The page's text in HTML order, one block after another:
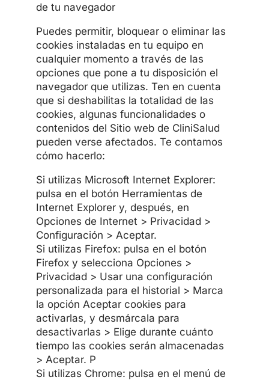
de tu navegador
Puedes permitir, bloquear o eliminar las
cookies instaladas en tu equipo en
cualquier momento a través de las
opciones que pone a tu disposición el
navegador que utilizas. Ten en cuenta
que si deshabilitas la totalidad de las
cookies, algunas funcionalidades o
contenidos del Sitio web de CliniSalud
pueden verse afectados. Te contamos
cómo hacerlo:
Si utilizas Microsoft Internet Explorer:
pulsa en el botón Herramientas de
Internet Explorer y, después, en
Opciones de Internet > Privacidad >
Configuración > Aceptar.
Si utilizas Firefox: pulsa en el botón
Firefox y selecciona Opciones >
Privacidad > Usar una configuración
personalizada para el historial > Marca
la opción Aceptar cookies para
activarlas, y desmárcala para
desactivarlas > Elige durante cuánto
tiempo las cookies serán almacenadas
> Aceptar. P
Si utilizas Chrome: pulsa en el menú de